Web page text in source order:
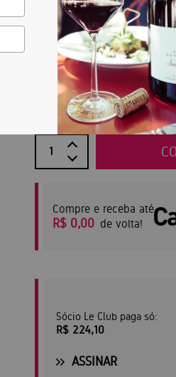
Região: Languedoc
Denominação: AOC
R$ 249,00
Compre e receba até
R$ 0,00 de volta!
Sócio Le Club paga só:
R$ 224,10
ASSINAR